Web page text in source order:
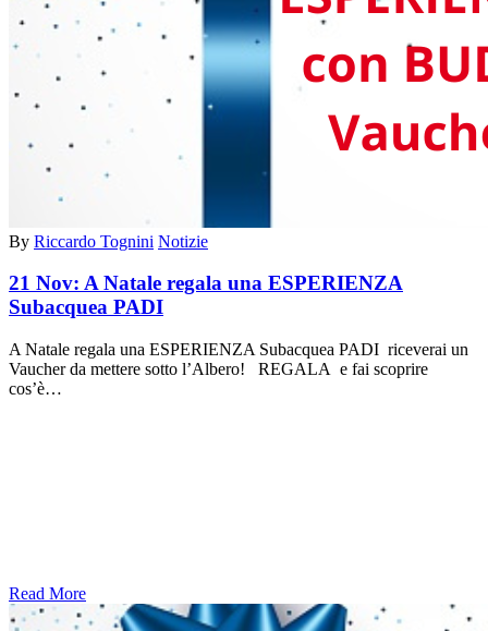
By Riccardo Tognini Notizie
21 Nov: A Natale regala una ESPERIENZA
Subacquea PADI
A Natale regala una ESPERIENZA Subacquea PADI riceverai un
Vaucher da mettere sotto l’Albero! REGALA e fai scoprire
cos’è…
Read More